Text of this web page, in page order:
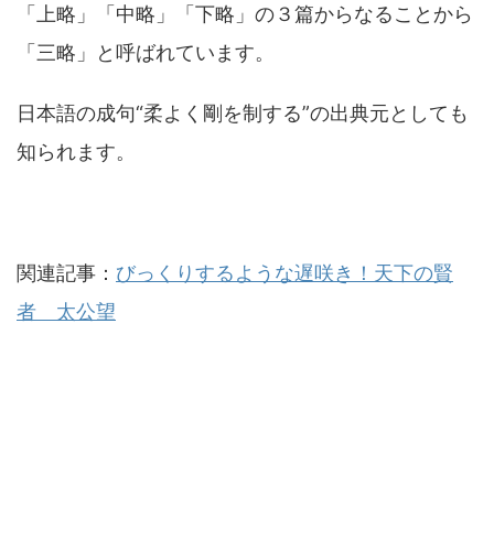
「上略」「中略」「下略」の３篇からなることから
「三略」と呼ばれています。
日本語の成句“柔よく剛を制する”の出典元としても
知られます。
関連記事： びっくりするような遅咲き！天下の賢
者 太公望